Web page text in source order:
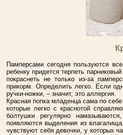
Памперсами сегодня пользуются
ребенку придется терпеть
покраснеть не только из-за
прикорм. Определить легко. Если
ручки-ножки, – значит, это аллергия.
Красная попка младенца сама по
которые легко с краснотой
болтушки регулярно
появляются выделения из
чувствуют себя девочки, у которых